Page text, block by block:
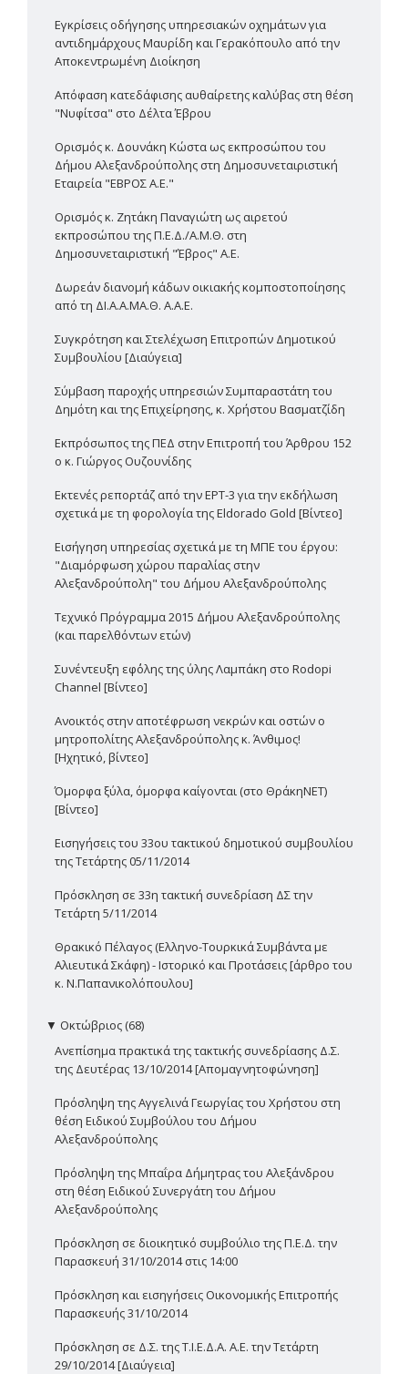
Εγκρίσεις οδήγησης υπηρεσιακών οχημάτων για
αντιδημάρχους Μαυρίδη και Γερακόπουλο από την
Αποκεντρωμένη Διοίκηση
Απόφαση κατεδάφισης αυθαίρετης καλύβας στη θέση
"Νυφίτσα" στο Δέλτα Έβρου
Ορισμός κ. Δουνάκη Κώστα ως εκπροσώπου του
Δήμου Αλεξανδρούπολης στη Δημοσυνεταιριστική
Εταιρεία "ΕΒΡΟΣ Α.Ε."
Ορισμός κ. Ζητάκη Παναγιώτη ως αιρετού
εκπροσώπου της Π.Ε.Δ./Α.Μ.Θ. στη
Δημοσυνεταιριστική "Έβρος" Α.Ε.
Δωρεάν διανομή κάδων οικιακής κομποστοποίησης
από τη ΔΙ.Α.Α.ΜΑ.Θ. Α.Α.Ε.
Συγκρότηση και Στελέχωση Επιτροπών Δημοτικού
Συμβουλίου [Διαύγεια]
Σύμβαση παροχής υπηρεσιών Συμπαραστάτη του
Δημότη και της Επιχείρησης, κ. Χρήστου Βασματζίδη
Εκπρόσωπος της ΠΕΔ στην Επιτροπή του Άρθρου 152
ο κ. Γιώργος Ουζουνίδης
Εκτενές ρεπορτάζ από την ΕΡΤ-3 για την εκδήλωση
σχετικά με τη φορολογία της Eldorado Gold [Βίντεο]
Εισήγηση υπηρεσίας σχετικά με τη ΜΠΕ του έργου:
"Διαμόρφωση χώρου παραλίας στην
Αλεξανδρούπολη" του Δήμου Αλεξανδρούπολης
Τεχνικό Πρόγραμμα 2015 Δήμου Αλεξανδρούπολης
(και παρελθόντων ετών)
Συνέντευξη εφ΄όλης της ύλης Λαμπάκη στο Rodopi
Channel [Βίντεο]
Ανοικτός στην αποτέφρωση νεκρών και οστών ο
μητροπολίτης Αλεξανδρούπολης κ. Άνθιμος!
[Ηχητικό, βίντεο]
Όμορφα ξύλα, όμορφα καίγονται (στο ΘράκηΝΕΤ)
[Βίντεο]
Εισηγήσεις του 33ου τακτικού δημοτικού συμβουλίου
της Τετάρτης 05/11/2014
Πρόσκληση σε 33η τακτική συνεδρίαση ΔΣ την
Τετάρτη 5/11/2014
Θρακικό Πέλαγος (Ελληνο-Τουρκικά Συμβάντα με
Αλιευτικά Σκάφη) - Ιστορικό και Προτάσεις [άρθρο του
κ. Ν.Παπανικολόπουλου]
▼ Οκτώβριος (68)
Ανεπίσημα πρακτικά της τακτικής συνεδρίασης Δ.Σ.
της Δευτέρας 13/10/2014 [Απομαγνητοφώνηση]
Πρόσληψη της Αγγελινά Γεωργίας του Χρήστου στη
θέση Ειδικού Συμβούλου του Δήμου
Αλεξανδρούπολης
Πρόσληψη της Μπαΐρα Δήμητρας του Αλεξάνδρου
στη θέση Ειδικού Συνεργάτη του Δήμου
Αλεξανδρούπολης
Πρόσκληση σε διοικητικό συμβούλιο της Π.Ε.Δ. την
Παρασκευή 31/10/2014 στις 14:00
Πρόσκληση και εισηγήσεις Οικονομικής Επιτροπής
Παρασκευής 31/10/2014
Πρόσκληση σε Δ.Σ. της Τ.Ι.Ε.Δ.Α. Α.Ε. την Τετάρτη
29/10/2014 [Διαύγεια]